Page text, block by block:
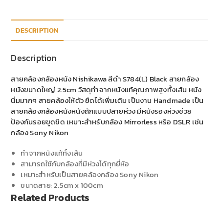
DESCRIPTION
Description
สายคล้องกล้องหนัง Nishikawa สีดำ S784(L) Black สายกล้อง
หนังขนาดใหญ่ 2.5cm วัสดุทำจากหนังแท้คุณภาพสูงทั้งเส้น หนัง
นิ่มมากๆ สายคล้องให้ตัว ยืดได้เพิ่มเติม เป็นงาน Handmade เป็น
สายคล้องกล้องหนังหนังถักแบบปลายห่วง มีหนังรองห่วงช่วย
ป้องกันรอยขูดขีด เหมาะสำหรับกล้อง Mirrorless หรือ DSLR เช่น
กล้อง Sony Nikon
ทำจากหนังแท้ทั้งเส้น
สามารถใช้กับกล้องที่มีห่วงได้ทุกยี่ห้อ
เหมาะสำหรับเป็นสายคล้องกล้อง Sony Nikon
ขนาดสาย: 2.5cm x 100cm
Related Products